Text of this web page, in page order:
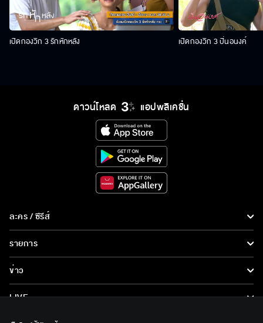
เปิดกองวิก 3 รักหักหลัง เปิดกองวิก 3 ปิ่นอนงค์
ดาวน์โหลด แอปพลิเคชั่น
ละคร / ซีรีส์
ละคร/ซีรีส์
ซีรีส์นานาชาติ
การ์ตูน & เกม
รายการ
รายการทั้งหมด
ข่าว
ข่าวทั้งหมด
LIVE